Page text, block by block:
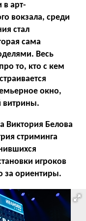
арт-
вокзала, среди
стал
сама
Весь
то, кто с кем
окно,
витрины.
Виктория Белова
стриминга
игроков
за ориентиры.